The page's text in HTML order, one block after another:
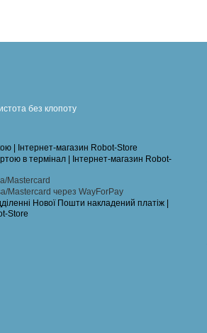
без клопоту